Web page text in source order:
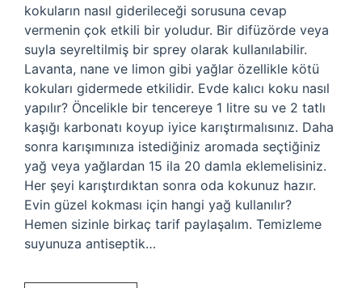
kokuların nasıl giderileceği sorusuna cevap
vermenin çok etkili bir yoludur. Bir difüzörde veya
suyla seyreltilmiş bir sprey olarak kullanılabilir.
Lavanta, nane ve limon gibi yağlar özellikle kötü
kokuları gidermede etkilidir. Evde kalıcı koku nasıl
yapılır? Öncelikle bir tencereye 1 litre su ve 2 tatlı
kaşığı karbonatı koyup iyice karıştırmalısınız. Daha
sonra karışımınıza istediğiniz aromada seçtiğiniz
yağ veya yağlardan 15 ila 20 damla eklemelisiniz.
Her şeyi karıştırdıktan sonra oda kokunuz hazır.
Evin güzel kokması için hangi yağ kullanılır?
Hemen sizinle birkaç tarif paylaşalım. Temizleme
suyunuza antiseptik…